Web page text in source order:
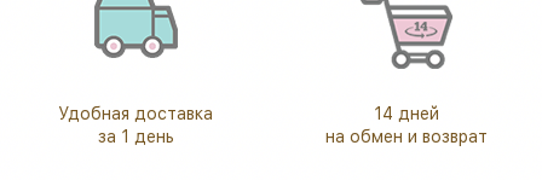
Удобная доставка
за 1 день
14 дней
на обмен и возврат